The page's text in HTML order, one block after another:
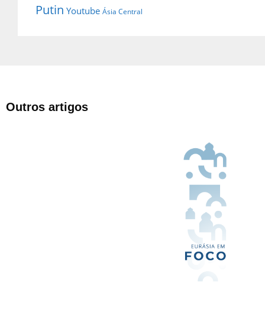
Putin Youtube Ásia Central
Outros artigos